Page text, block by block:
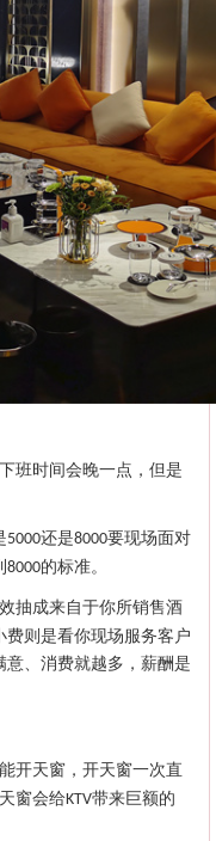
班时间会晚一点，但是
5000还是8000要现场面对
8000的标准。
抽成来自于你所销售酒
则是看你现场服务客户
、消费就越多，薪酬是
开天窗，开天窗一次直
窗会给KTV带来巨额的